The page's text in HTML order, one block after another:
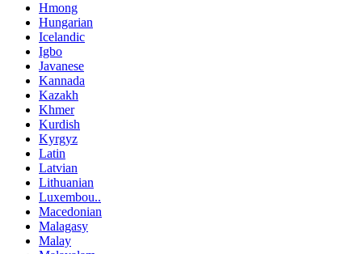
Hmong
Hungarian
Icelandic
Igbo
Javanese
Kannada
Kazakh
Khmer
Kurdish
Kyrgyz
Latin
Latvian
Lithuanian
Luxembou..
Macedonian
Malagasy
Malay